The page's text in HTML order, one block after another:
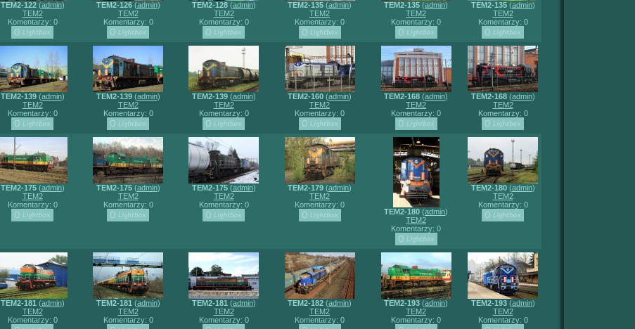
TEM2-122(admin)
TEM2
Komentarzy: 0
TEM2-126(admin)
TEM2
Komentarzy: 0
TEM2-128(admin)
TEM2
Komentarzy: 0
TEM2-135 (admin)
TEM2
Komentarzy: 0
TEM2-135 (admin)
TEM2
Komentarzy: 0
TEM2-135(admin)
TEM2
Komentarzy: 0
TEM2-139(admin)
TEM2
Komentarzy: 0
TEM2-139(admin)
TEM2
Komentarzy: 0
TEM2-139(admin)
TEM2
Komentarzy: 0
TEM2-160 (admin)
TEM2
Komentarzy: 0
TEM2-168 (admin)
TEM2
Komentarzy: 0
TEM2-168(admin)
TEM2
Komentarzy: 0
TEM2-175(admin)
TEM2
Komentarzy: 0
TEM2-175(admin)
TEM2
Komentarzy: 0
TEM2-175(admin)
TEM2
Komentarzy: 0
TEM2-179 (admin)
TEM2
Komentarzy: 0
TEM2-180 (admin)
TEM2
Komentarzy: 0
TEM2-180(admin)
TEM2
Komentarzy: 0
TEM2-181 (admin)
TEM2
Komentarzy: 0
TEM2-181 (admin)
TEM2
Komentarzy: 0
TEM2-181 (admin)
TEM2
Komentarzy: 0
TEM2-182 (admin)
TEM2
Komentarzy: 0
TEM2-193 (admin)
TEM2
Komentarzy: 0
TEM2-193(admin)
TEM2
Komentarzy: 0